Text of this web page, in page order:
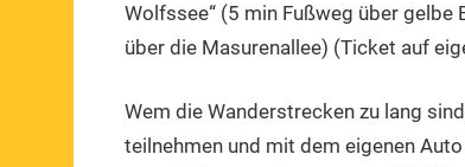
Wolfssee“ (5 min Fußweg über gelbe
über die Masurenallee) (Ticket auf
Wem die Wanderstrecken zu lang
teilnehmen und mit dem eigenen